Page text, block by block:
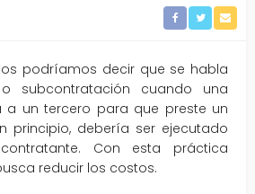
podríamos decir que se habla
subcontratación cuando una
a un tercero para que preste un
principio, debería ser ejecutado
Con esta práctica
reducir los costos.